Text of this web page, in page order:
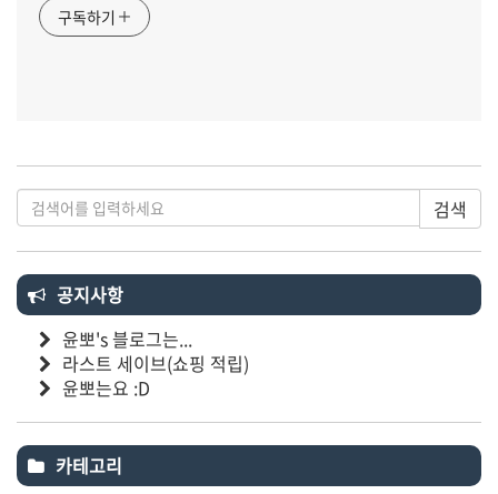
구독하기
검색
공지사항
윤뽀's 블로그는...
라스트 세이브(쇼핑 적립)
윤뽀는요 :D
카테고리